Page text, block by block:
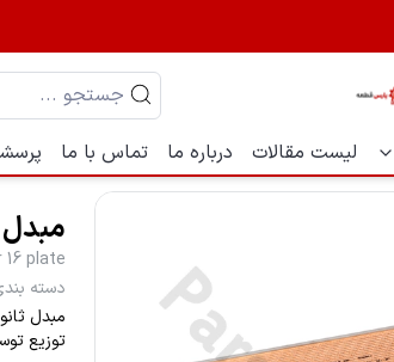
لیست مقالات درباره ما تماس با ما
مبدل
plate
دسته
مبدل ثانویه بوش 16 پلیت ساخت
توزیع